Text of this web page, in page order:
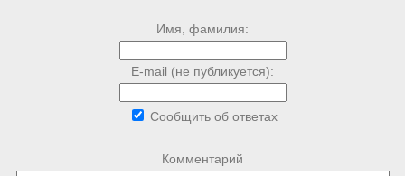
Имя, фамилия:
E-mail (не публикуется):
Сообщить об ответах
Комментарий